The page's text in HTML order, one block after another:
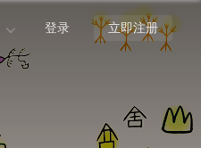
 登录 立即注册